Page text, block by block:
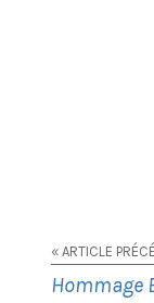
« ARTICLE
Hommage